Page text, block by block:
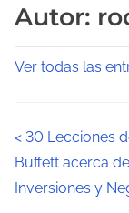
Autor:
Ver todas las
N
a
< 30 Lecciones
Buffett acerca de
Inversiones y